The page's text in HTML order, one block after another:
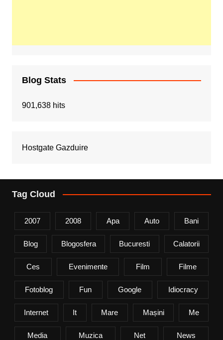
Blog Stats
901,638 hits
Hostgate Gazduire
Tag Cloud
2007 2008 Apa Auto Bani
Blog Blogosfera Bucuresti Calatorii
Ces Evenimente Film Filme
Fotoblog Fun Google Idiocracy
Internet It Mare Mașini Me
Media Muzica Net News